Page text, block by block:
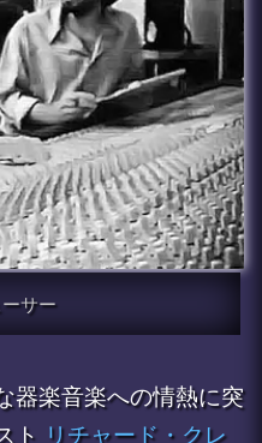
サー
器楽音楽への情熱に突
ト リチャード・クレ